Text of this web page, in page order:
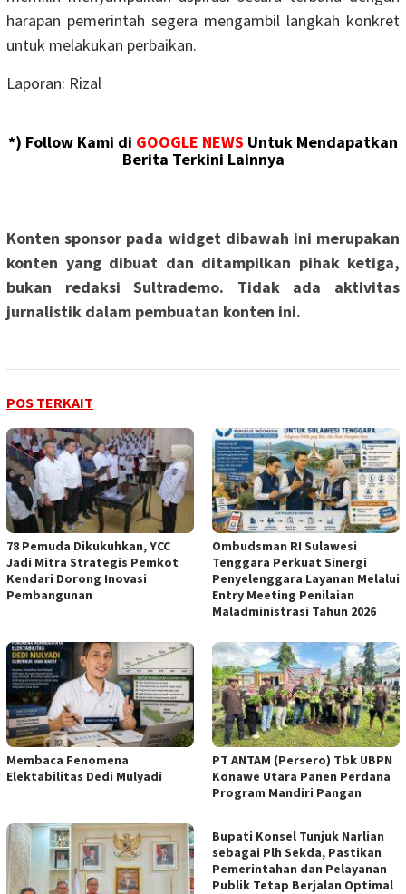
harapan pemerintah segera mengambil langkah konkret
untuk melakukan perbaikan.
Laporan: Rizal
*) Follow Kami di GOOGLE NEWS Untuk Mendapatkan
Berita Terkini Lainnya
Konten sponsor pada widget dibawah ini merupakan
konten yang dibuat dan ditampilkan pihak ketiga,
bukan redaksi Sultrademo. Tidak ada aktivitas
jurnalistik dalam pembuatan konten ini.
POS TERKAIT
78 Pemuda Dikukuhkan, YCC
Jadi Mitra Strategis Pemkot
Kendari Dorong Inovasi
Pembangunan
Ombudsman RI Sulawesi
Tenggara Perkuat Sinergi
Penyelenggara Layanan Melalui
Entry Meeting Penilaian
Maladministrasi Tahun 2026
Membaca Fenomena
Elektabilitas Dedi Mulyadi
PT ANTAM (Persero) Tbk UBPN
Konawe Utara Panen Perdana
Program Mandiri Pangan
Bupati Konsel Tunjuk Narlian
sebagai Plh Sekda, Pastikan
Pemerintahan dan Pelayanan
Publik Tetap Berjalan Optimal